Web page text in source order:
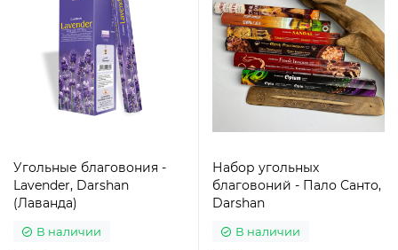
Угольные благовония -
Lavender, Darshan
(Лаванда)
В наличии
Набор угольных
благовоний - Пало Санто,
Darshan
В наличии